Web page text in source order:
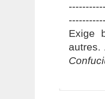
Exige
autres.